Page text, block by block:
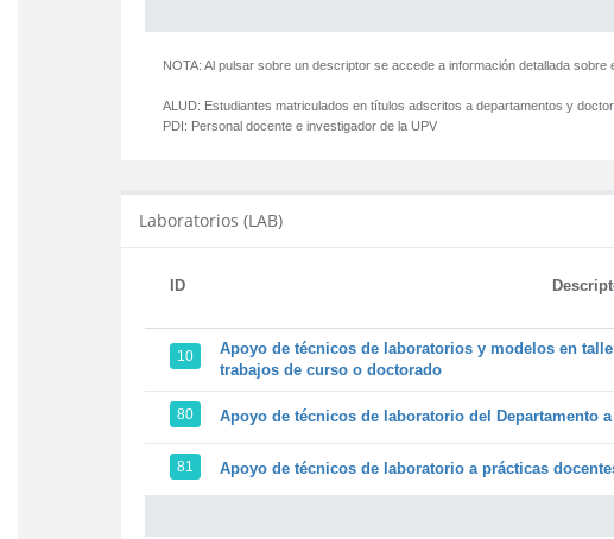
NOTA: Al pulsar sobre un descriptor se accede a información detallada sobre
ALUD: Estudiantes matriculados en títulos adscritos a departamentos y
PDI: Personal docente e investigador de la UPV
Laboratorios (LAB)
ID
10
Apoyo de técnicos de laboratorios y modelos en
trabajos de curso o doctorado
80 Apoyo de técnicos de laboratorio del Departamento
81 Apoyo de técnicos de laboratorio a prácticas